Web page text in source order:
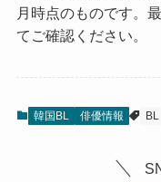
月時点のものです。
てご確認ください。
韓国BL 俳優情報 BL